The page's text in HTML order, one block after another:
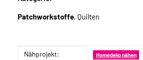
Patchworkstoffe, Quilten
Produkteigenschaft
Wert
Nähprojekt: Homedeko nähen